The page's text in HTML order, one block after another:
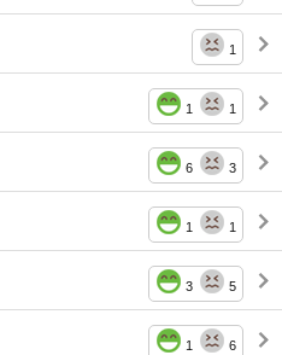
1
1 1
6 3
1 1
3 5
1 6